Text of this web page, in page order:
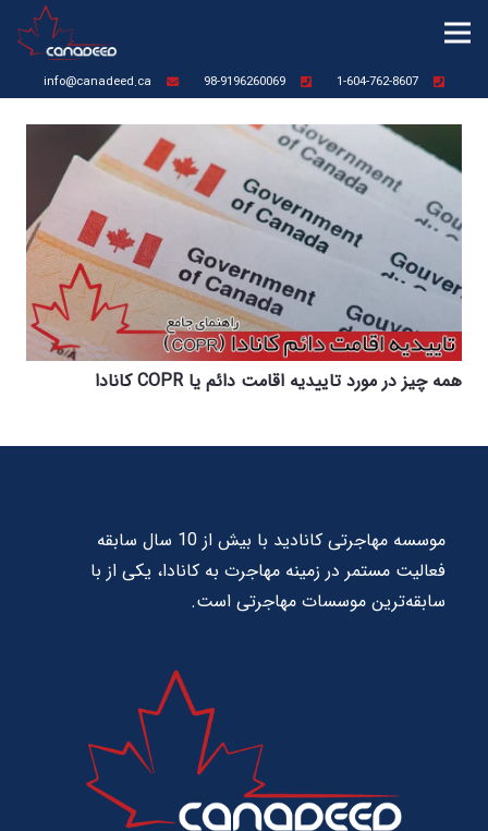
1-604-762-8607
98-9196260069
info@canadeed.ca
همه چیز در مورد تاییدیه اقامت دائم یا COPR کانادا
موسسه مهاجرتی کانادید با بیش از 10 سال سابقه
فعالیت مستمر در زمینه مهاجرت به کانادا، یکی از با
سابقه‌ترین موسسات مهاجرتی است.